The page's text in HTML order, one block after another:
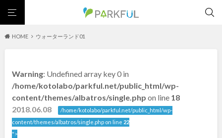
自然が豊か
梅・桜の名所 景色が良い
テニスコート
野球場 紅葉の名所 バーベキュー
カフェ・レストラン サッカー・フットサル
ランニングコース
歴史・文化財 日本庭園
紅葉の美しい公園
さくら名所100公園
屋内遊び場
アスレチックコース
北海道・東北
北海道 青森
大型遊具
ピックアップ1000公園
自然が豊か
梅・桜の名所
景色が良い
水遊び
テニスコート
野球場
紅葉の名所
HOME ウォーターランド01
Warning: Undefined array key 0 in
/home/kotolabo/parkful.net/public_html/wp-
content/themes/albatros/single.php on line 18
2018.06.08
/home/kotolabo/parkful.net/public_html/wp-
content/themes/albatros/single.php on line 22
">